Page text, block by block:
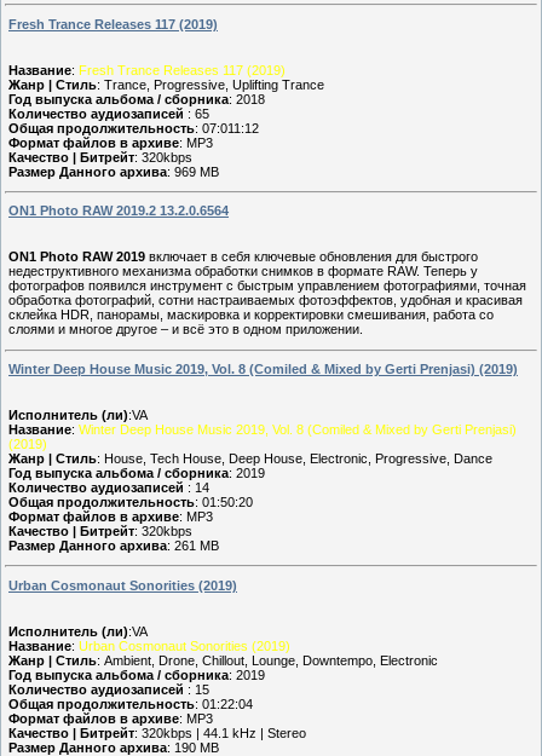
Fresh Trance Releases 117 (2019)
Название: Fresh Trance Releases 117 (2019)
Жанр | Стиль: Trance, Progressive, Uplifting Trance
Год выпуска альбома / сборника: 2018
Количество аудиозаписей : 65
Общая продолжительность: 07:011:12
Формат файлов в архиве: MP3
Качество | Битрейт: 320kbps
Размер Данного архива: 969 MB
ON1 Photo RAW 2019.2 13.2.0.6564
ON1 Photo RAW 2019 включает в себя ключевые обновления для быстрого
недеструктивного механизма обработки снимков в формате RAW. Теперь у
фотографов появился инструмент с быстрым управлением фотографиями, точная
обработка фотографий, сотни настраиваемых фотоэффектов, удобная и красивая
склейка HDR, панорамы, маскировка и корректировки смешивания, работа со
слоями и многое другое – и всё это в одном приложении.
Winter Deep House Music 2019, Vol. 8 (Comiled & Mixed by Gerti Prenjasi) (2019)
Исполнитель (ли):VA
Название: Winter Deep House Music 2019, Vol. 8 (Comiled & Mixed by Gerti Prenjasi)
(2019)
Жанр | Стиль: House, Tech House, Deep House, Electronic, Progressive, Dance
Год выпуска альбома / сборника: 2019
Количество аудиозаписей : 14
Общая продолжительность: 01:50:20
Формат файлов в архиве: MP3
Качество | Битрейт: 320kbps
Размер Данного архива: 261 MB
Urban Cosmonaut Sonorities (2019)
Исполнитель (ли):VA
Название: Urban Cosmonaut Sonorities (2019)
Жанр | Стиль: Ambient, Drone, Chillout, Lounge, Downtempo, Electronic
Год выпуска альбома / сборника: 2019
Количество аудиозаписей : 15
Общая продолжительность: 01:22:04
Формат файлов в архиве: MP3
Качество | Битрейт: 320kbps | 44.1 kHz | Stereo
Размер Данного архива: 190 MB